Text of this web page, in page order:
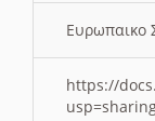
Ευρωπαικο
https://